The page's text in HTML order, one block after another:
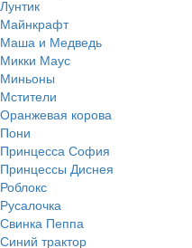
Лунтик
Майнкрафт
Маша и Медведь
Микки Маус
Миньоны
Мстители
Оранжевая корова
Пони
Принцесса София
Принцессы Диснея
Роблокс
Русалочка
Свинка Пеппа
Синий трактор